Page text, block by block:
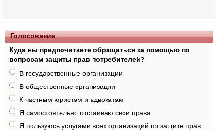
Голосование
Куда вы предпочитаете обращаться за помощью по
вопросам защиты прав потребителей?
В государственные организации
В общественные организации
К частным юристам и адвокатам
Я самостоятельно отстаиваю свои права
Я пользуюсь услугами всех организаций по защите прав